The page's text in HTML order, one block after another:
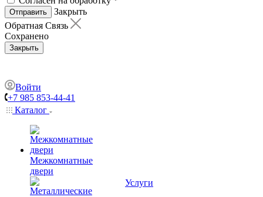
Отправить
Закрыть
Обратная Связь
Сохранено
Закрыть
Войти
+7 985 853-44-41
Каталог
Межкомнатные
двери
Услуги